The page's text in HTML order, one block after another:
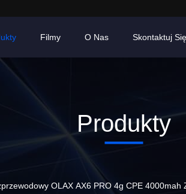
Filmy O Nas Skontaktuj
Produkty
OLAX AX6 PRO 4g CPE 4000mah